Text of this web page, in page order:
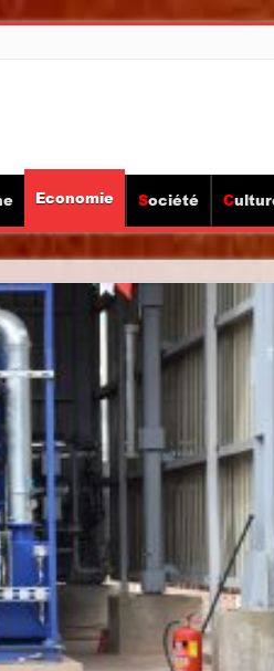
Economie Société